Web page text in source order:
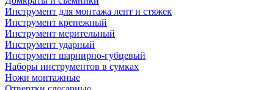
Инструмент для монтажа лент и стяжек
Инструмент крепежный
Инструмент мерительный
Инструмент ударный
Инструмент шарнирно-губцевый
Наборы инструментов в сумках
Ножи монтажные